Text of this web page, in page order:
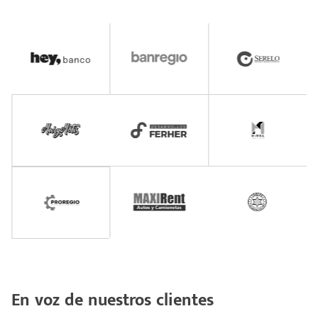
En voz de nuestros clientes